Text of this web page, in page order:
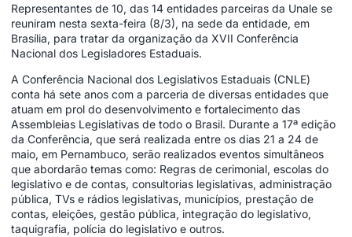
Representantes de 10, das 14 entidades parceiras da Unale se
reuniram nesta sexta-feira (8/3), na sede da entidade, em
Brasília, para tratar da organização da XVII Conferência
Nacional dos Legisladores Estaduais.
A Conferência Nacional dos Legislativos Estaduais (CNLE)
conta há sete anos com a parceria de diversas entidades que
atuam em prol do desenvolvimento e fortalecimento das
Assembleias Legislativas de todo o Brasil. Durante a 17ª edição
da Conferência, que será realizada entre os dias 21 a 24 de
maio, em Pernambuco, serão realizados eventos simultâneos
que abordarão temas como: Regras de cerimonial, escolas do
legislativo e de contas, consultorias legislativas, administração
pública, TVs e rádios legislativas, municípios, prestação de
contas, eleições, gestão pública, integração do legislativo,
taquigrafia, polícia do legislativo e outros.